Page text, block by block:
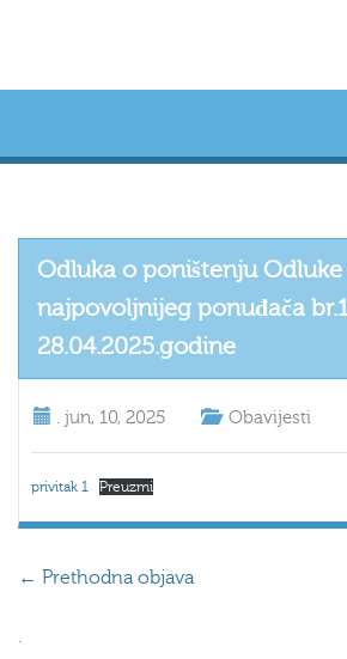
Odluka o poništenju
najpovoljnijeg ponuđača
28.04.2025.godine
. jun, 10, 2025 Obavijesti
privitak 1 Preuzmi
← Prethodna objava
.